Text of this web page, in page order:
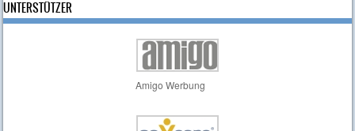
UNTERSTÜTZER
Amigo Werbung